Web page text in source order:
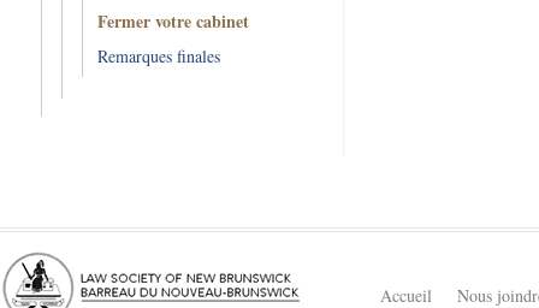
Fermer votre cabinet
Remarques finales
Accueil Nous